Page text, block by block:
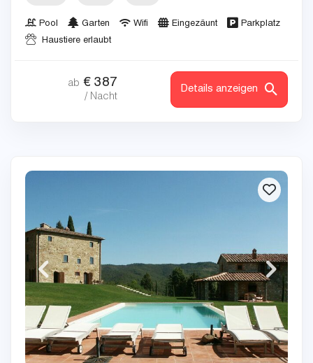
Pool Garten Wifi Eingezäunt
Parkplatz
Haustiere erlaubt
ab € 387
/ Nacht
Details anzeigen